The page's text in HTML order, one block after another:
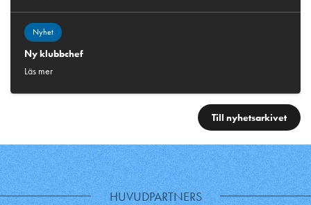
Nyhet
Ny klubbchef
Läs mer
Till nyhetsarkivet
HUVUDPARTNERS